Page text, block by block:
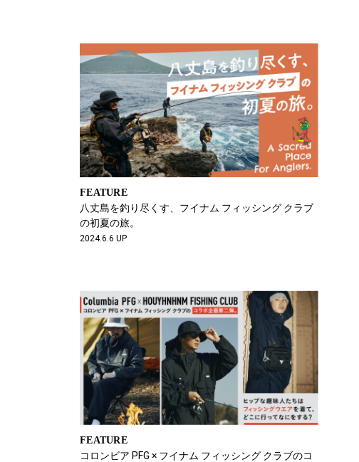
FEATURE
八丈島を釣り尽くす、フイナム フィッシング クラブ
の初夏の旅。
2024.6.6 UP
FEATURE
コロンビア PFG × フイナム フィッシング クラブのコ